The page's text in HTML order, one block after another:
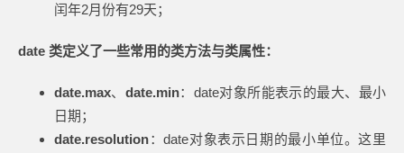
闰年2月份有29天；
date 类定义了一些常用的类方法与类属性：
date.max、 date.min：date对象所能表示的最大、最小
日期；
date.resolution：date对象表示日期的最小单位。这里